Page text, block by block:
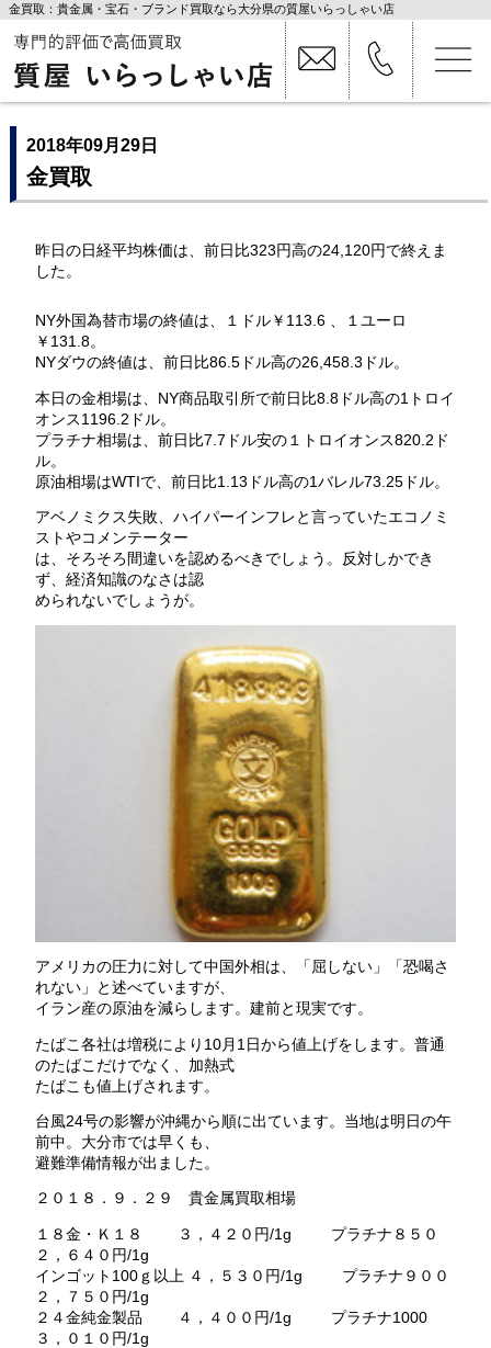
金買取：貴金属・宝石・ブランド買取なら大分県の質屋いらっしゃい店
2018年09月29日
金買取
昨日の日経平均株価は、前日比323円高の24,120円で終えま
した。
NY外国為替市場の終値は、１ドル￥113.6 、１ユーロ
￥131.8。
NYダウの終値は、前日比86.5ドル高の26,458.3ドル。
本日の金相場は、NY商品取引所で前日比8.8ドル高の1トロイ
オンス1196.2ドル。
プラチナ相場は、前日比7.7ドル安の１トロイオンス820.2ド
ル。
原油相場はWTIで、前日比1.13ドル高の1バレル73.25ドル。
アベノミクス失敗、ハイパーインフレと言っていたエコノミ
ストやコメンテーター
は、そろそろ間違いを認めるべきでしょう。反対しかでき
ず、経済知識のなさは認
められないでしょうが。
アメリカの圧力に対して中国外相は、「屈しない」「恐喝さ
れない」と述べていますが、
イラン産の原油を減らします。建前と現実です。
たばこ各社は増税により10月1日から値上げをします。普通
のたばこだけでなく、加熱式
たばこも値上げされます。
台風24号の影響が沖縄から順に出ています。当地は明日の午
前中。大分市では早くも、
避難準備情報が出ました。
２０１８．９．２９ 貴金属買取相場
１８金・Ｋ１８ ３，４２０円/1g プラチナ８５０
２，６４０円/1g
インゴット100ｇ以上 ４，５３０円/1g プラチナ９００
２，７５０円/1g
２４金純金製品 ４，４００円/1g プラチナ1000
３，０１０円/1g